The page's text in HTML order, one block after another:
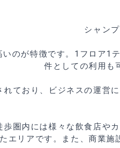
シャン
のが特徴です。1フロア1
件としての利用も
ており、ビジネスの運営
圏内には様々な飲食店や
エリアです。また、商業施